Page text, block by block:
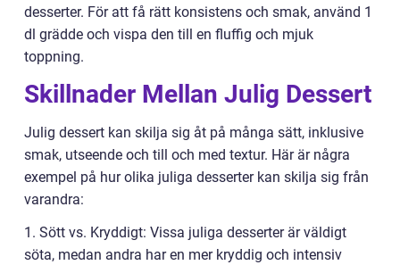
desserter. För att få rätt konsistens och smak, använd 1
dl grädde och vispa den till en fluffig och mjuk
toppning.
Skillnader Mellan Julig Dessert
Julig dessert kan skilja sig åt på många sätt, inklusive
smak, utseende och till och med textur. Här är några
exempel på hur olika juliga desserter kan skilja sig från
varandra:
1. Sött vs. Kryddigt: Vissa juliga desserter är väldigt
söta, medan andra har en mer kryddig och intensiv